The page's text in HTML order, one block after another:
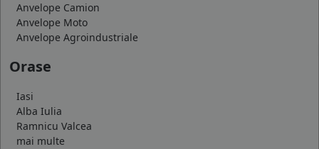
Anvelope Camion
Anvelope Moto
Anvelope Agroindustriale
Orase
Iasi
Alba Iulia
Ramnicu Valcea
mai multe